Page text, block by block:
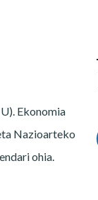
Ekonomia
Nazioarteko
ohia.